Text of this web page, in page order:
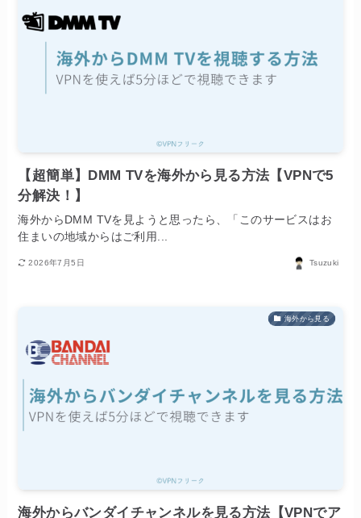
【超簡単】DMM TVを海外から見る方法【VPNで5
分解決！】
海外からDMM TVを見ようと思ったら、「このサービスはお
住まいの地域からはご利用...
2026年7月5日 Tsuzuki
海外から見る
海外からバンダイチャンネルを見る方法【VPNでア